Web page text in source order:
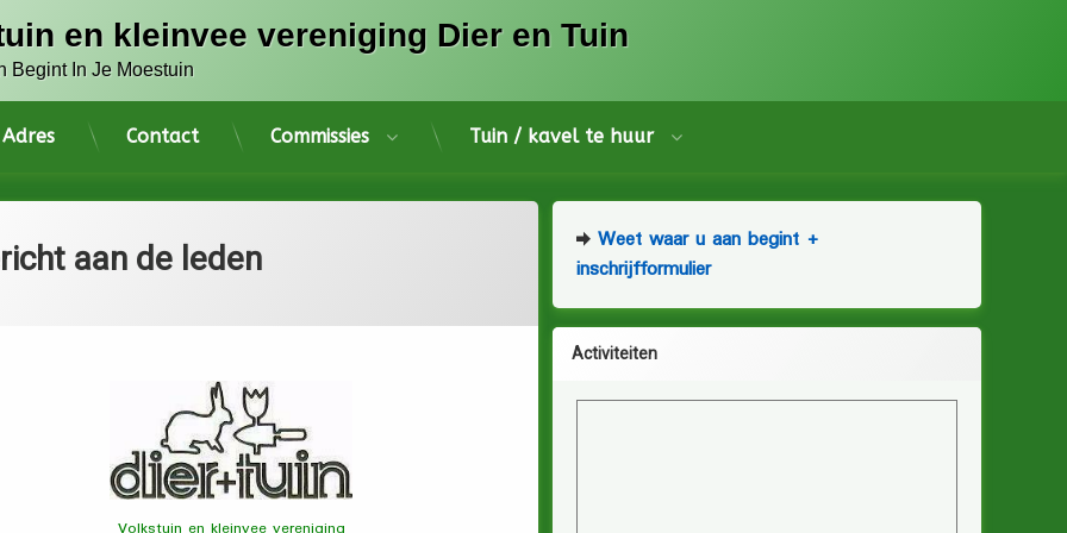
en kleinvee vereniging Dier en Tuin
Begint In Je Moestuin
Adres Contact Commissies Tuin / kavel te huur
aan de leden
Weet waar u aan begint +
inschrijfformulier
Activiteiten